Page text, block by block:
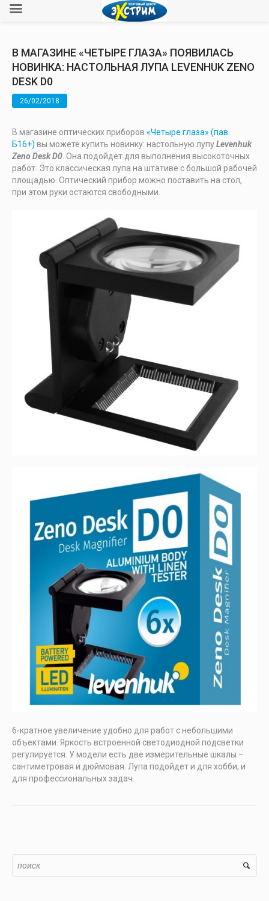
В МАГАЗИНЕ «ЧЕТЫРЕ ГЛАЗА» ПОЯВИЛАСЬ
НОВИНКА: НАСТОЛЬНАЯ ЛУПА LEVENHUK ZENO
DESK D0
26/02/2018
В магазине оптических приборов «Четыре глаза» (пав.
Б16+) вы можете купить новинку: настольную лупуLevenhuk
Zeno Desk D0 . Она подойдет для выполнения высокоточных
работ. Это классическая лупа на штативе с большой рабочей
площадью. Оптический прибор можно поставить на стол,
при этом руки остаются свободными.
6-кратное увеличение удобно для работ с небольшими
объектами. Яркость встроенной светодиодной подсветки
регулируется. У модели есть две измерительные шкалы –
сантиметровая и дюймовая. Лупа подойдет и для хобби, и
для профессиональных задач.